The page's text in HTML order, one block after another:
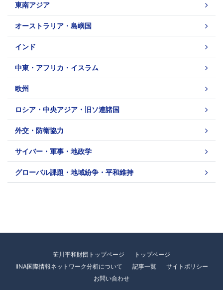
東南アジア
オーストラリア・島嶼国
インド
中東・アフリカ・イスラム
欧州
ロシア・中央アジア・旧ソ連諸国
外交・防衛協力
サイバー・軍事・地政学
グローバル課題・地域紛争・平和維持
笹川平和財団トップページ
トップページ
IINA国際情報ネットワーク分析について
記事一覧
サイトポリシー
お問い合わせ